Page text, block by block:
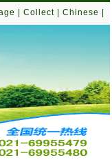
Collect Chinese